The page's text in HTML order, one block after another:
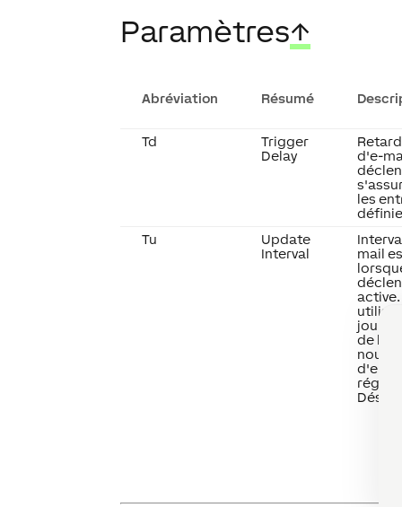
Paramètres↑
Abréviation Résumé
Td
Trigger
Delay
d'e-
les
Tu
Update
Interval
mail
utilisé
jour
de l'e-